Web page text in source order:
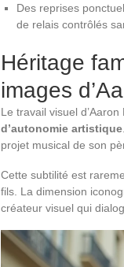
Des reprises
de relais contrôlés
Héritage
images
Le travail visuel
d’autonomie artistique
projet musical de son
Cette subtilité est
fils. La dimension
créateur visuel qui